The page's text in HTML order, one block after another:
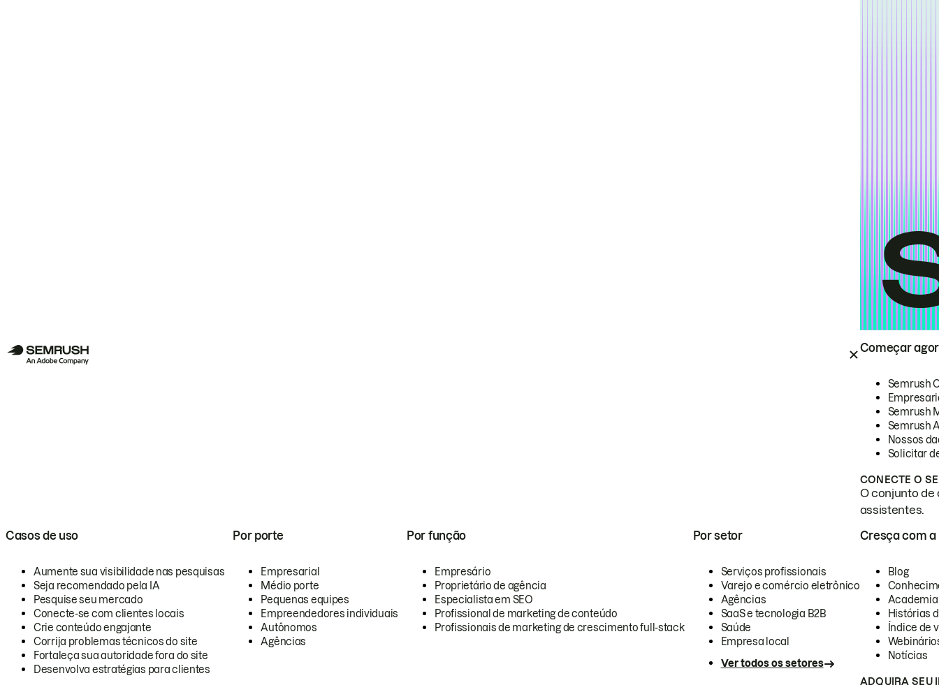
Começar
Semrush
Semrush
Semrush
Nossos
Solicitar
CONECTE O
O conjunto de
assistentes.
Casos de uso
Aumente sua visibilidade nas pesquisas
Seja recomendado pela IA
Pesquise seu mercado
Conecte-se com clientes locais
Crie conteúdo engajante
Corrija problemas técnicos do site
Fortaleça sua autoridade fora do site
Desenvolva estratégias para clientes
Por porte
Empresarial
Médio porte
Pequenas equipes
Empreendedores individuais
Autônomos
Agências
Por função
Empresário
Proprietário de agência
Especialista em SEO
Profissional de marketing de conteúdo
Profissionais de marketing de crescimento full-stack
Por setor
Serviços profissionais
Varejo e comércio eletrônico
Agências
SaaS e tecnologia B2B
Saúde
Empresa local
Ver todos os setores
Cresça com a
Blog
Academia
Histórias
Índice de
Notícias
ADQUIRA SEU